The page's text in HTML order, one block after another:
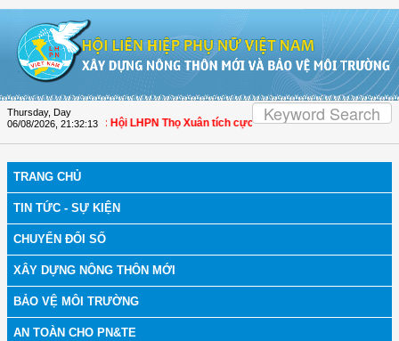
Thursday, Day
06/08/2026 21:32:14
| Thanh Hóa: Hội LHPN Thọ Xuân tích cực góp phần nâng cao tỷ lệ người
TRANG CHỦ
TIN TỨC - SỰ KIỆN
CHUYỂN ĐỔI SỐ
XÂY DỰNG NÔNG THÔN MỚI
BẢO VỆ MÔI TRƯỜNG
AN TOÀN CHO PN&TE